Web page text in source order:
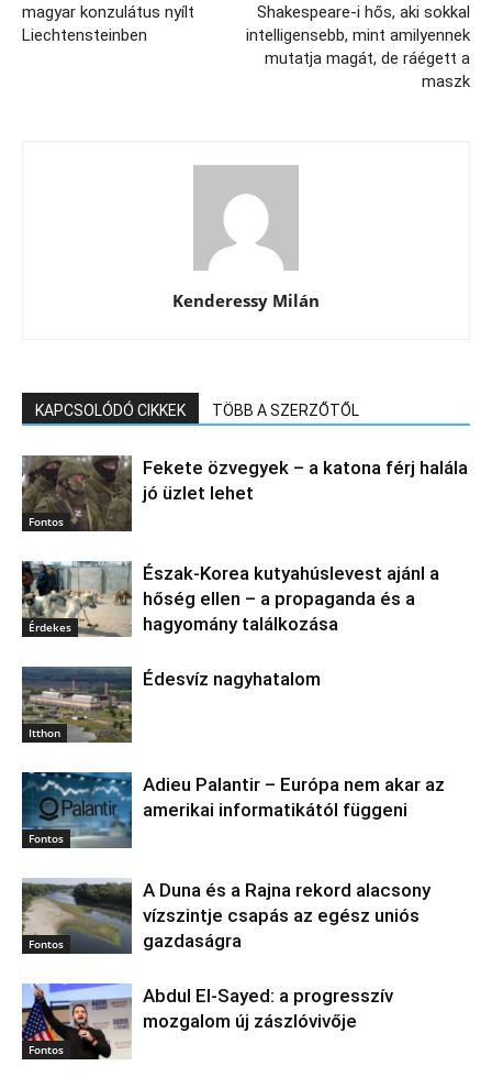
magyar konzulátus nyílt
Liechtensteinben
Shakespeare-i hős, aki sokkal
intelligensebb, mint amilyennek
mutatja magát, de ráégett a
maszk
Kenderessy Milán
KAPCSOLÓDÓ CIKKEK TÖBB A SZERZŐTŐL
Fontos
Fekete özvegyek – a katona férj halála
jó üzlet lehet
Érdekes
Észak‑Korea kutyahúslevest ajánl a
hőség ellen – a propaganda és a
hagyomány találkozása
Itthon
Édesvíz nagyhatalom
Fontos
Adieu Palantir – Európa nem akar az
amerikai informatikától függeni
Fontos
A Duna és a Rajna rekord alacsony
vízszintje csapás az egész uniós
gazdaságra
Fontos
Abdul El‑Sayed: a progresszív
mozgalom új zászlóvivője